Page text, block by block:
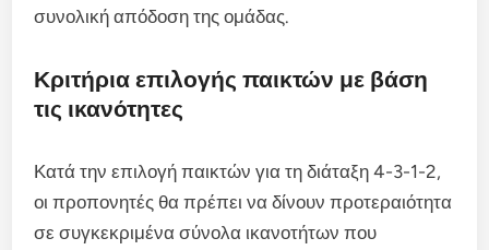
συνολική απόδοση της ομάδας.
Κριτήρια επιλογής παικτών με βάση
τις ικανότητες
Κατά την επιλογή παικτών για τη διάταξη 4-3-1-2,
οι προπονητές θα πρέπει να δίνουν προτεραιότητα
σε συγκεκριμένα σύνολα ικανοτήτων που